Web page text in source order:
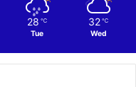
28 ℃
Tue
32 ℃
Wed